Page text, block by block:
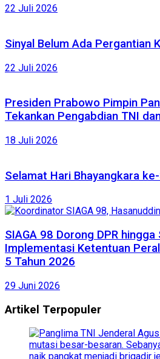
22 Juli 2026
Sinyal Belum Ada Pergantian
22 Juli 2026
Presiden Prabowo Pimpin
Tekankan Pengabdian TNI
18 Juli 2026
Selamat Hari Bhayangkara
1 Juli 2026
SIAGA 98 Dorong DPR
Implementasi Ketentuan
5 Tahun 2026
29 Juni 2026
Artikel Terpopuler